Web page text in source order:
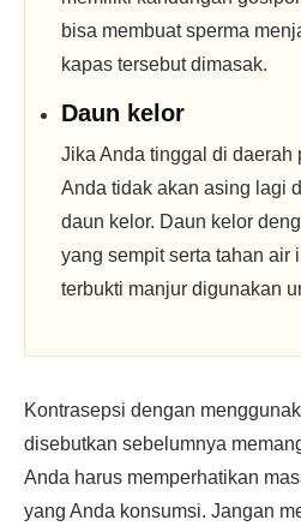
bisa membuat sperma
kapas tersebut dimasak.
Daun kelor
Jika Anda tinggal di daerah
Anda tidak akan asing lagi
daun kelor. Daun kelor
yang sempit serta tahan air
terbukti manjur digunakan
Kontrasepsi dengan
disebutkan sebelumnya
Anda harus memperhatikan
yang Anda konsumsi. Jangan